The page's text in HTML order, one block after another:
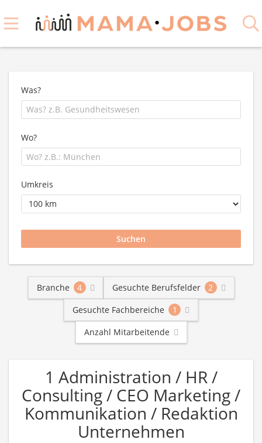
Was?
Wo?
Umkreis
Branche 4 Gesuchte Berufsfelder
2
Gesuchte Fachbereiche
1
Anzahl Mitarbeitende
1 Administration / HR /
Consulting / CEO Marketing /
Kommunikation / Redaktion
Unternehmen